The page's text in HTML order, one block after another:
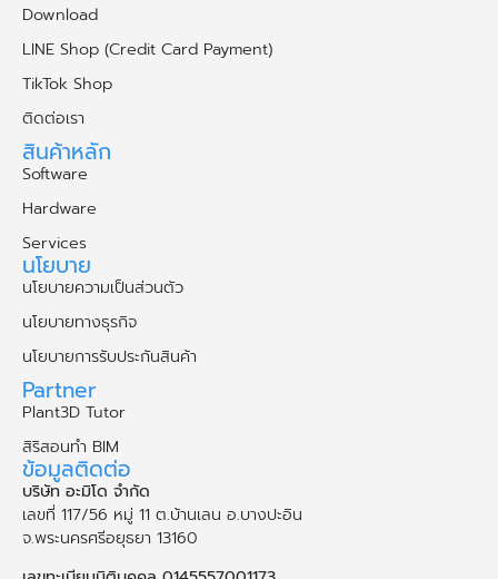
Download
LINE Shop (Credit Card Payment)
TikTok Shop
ติดต่อเรา
สินค้าหลัก
Software
Hardware
Services
นโยบาย
นโยบายความเป็นส่วนตัว
นโยบายทางธุรกิจ
นโยบายการรับประกันสินค้า
Partner
Plant3D Tutor
สิริสอนทำ BIM
ข้อมูลติดต่อ
บริษัท อะมิโด จำกัด
เลขที่ 117/56 หมู่ 11 ต.บ้านเลน อ.บางปะอิน
จ.พระนคร​ศรี​อยุธยา​ 13160